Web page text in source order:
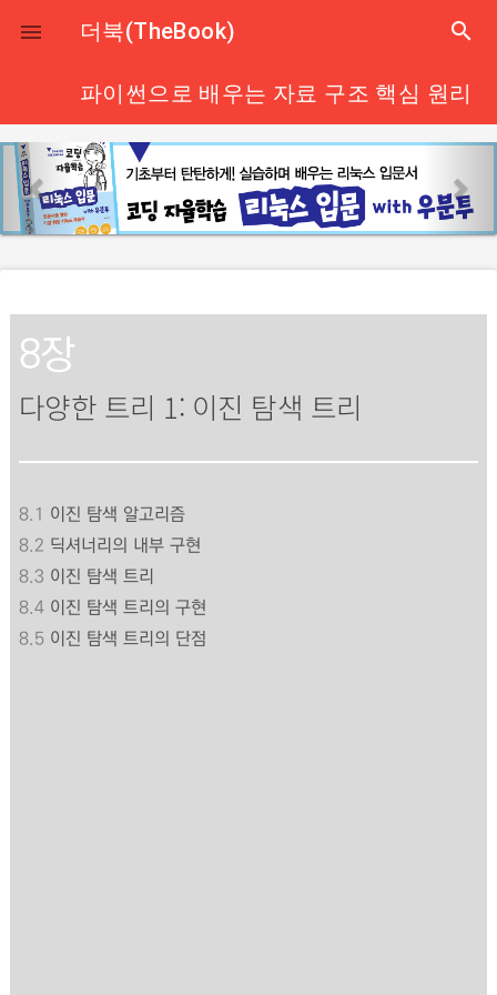
close
 더북(TheBook) search
파이썬으로 배우는 자료 구조 핵심 원리
p
r
e
o
u
s
e
x
8장
다양한 트리 1: 이진 탐색 트리
8.1 이진 탐색 알고리즘
8.2 딕셔너리의 내부 구현
8.3 이진 탐색 트리
8.4 이진 탐색 트리의 구현
8.5 이진 탐색 트리의 단점